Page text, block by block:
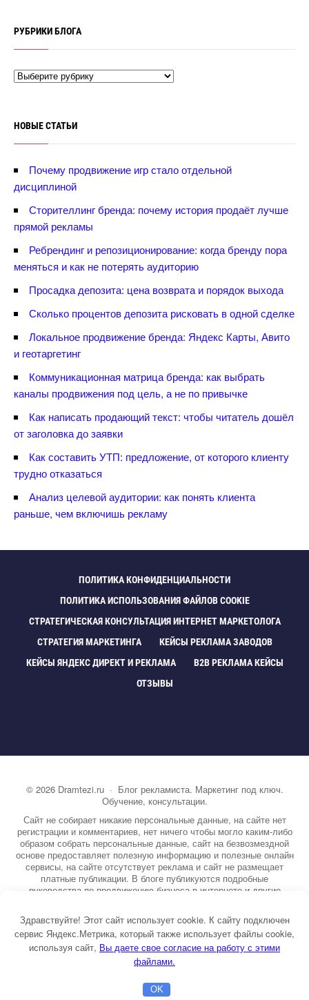
РУБРИКИ БЛОГА
НОВЫЕ СТАТЬИ
Почему продвижение игр стало отдельной
дисциплиной
Сторителлинг бренда: почему история продаёт лучше
прямой рекламы
Ребрендинг и репозиционирование: когда бренду пора
меняться и как не потерять аудиторию
Просадка депозита: цена возврата и порядок выхода
Сколько процентов депозита рисковать в одной сделке
Локальное продвижение бренда: Яндекс Карты, Авито
и геотаргетин
Коммуникационная матрица бренда: как выбрать
каналы продвижения под цель, а не по привычке
Как написать продающий текст: чтобы читатель дошёл
от заголовка до заявки
Как составить УТП: предложение, от которого клиенту
трудно отказаться
Анализ целевой аудитории: как понять клиента
раньше, чем включишь рекламу
ПОЛИТИКА КОНФИДЕНЦИАЛЬНОСТИ
ПОЛИТИКА ИСПОЛЬЗОВАНИЯ ФАЙЛОВ COOKIE
СТРАТЕГИЧЕСКАЯ КОНСУЛЬТАЦИЯ ИНТЕРНЕТ МАРКЕТОЛОГА
СТРАТЕГИЯ МАРКЕТИНГА
КЕЙСЫ РЕКЛАМА ЗАВОДО
КЕЙСЫ ЯНДЕКС ДИРЕКТ И РЕКЛАМА
B2B РЕКЛАМА КЕЙСЫ
ОТЗЫВЫ
© 2026 Dramtezi.ru· Блог рекламиста. Маркетинг под ключ.
Обучение, консультации.
Сайт не собирает никакие персональные данные, на сайте нет
регистрации и комментариев, нет ничего чтобы могло каким-либо
образом собрать персональные данные, сайт на безвозмездной
основе предоставляет полезную информацию и полезные онлайн
сервисы, на сайте отсутствует реклама и сайт не размещает
платные публикации. В блоге публикуются подробные
руководства по продвижению бизнеса в интернете и другие
информацию о маркетинге, рекламе, копирайтинге и другие темы.
На сайте опубликовано более 3000 статей.
Тема от GoodwinPress.ru
Здравствуйте! Этот сайт использует cookie. К сайту подключен
сервис Яндекс.Метрика, который также использует файлы cookie,
используя сайт, ы даете свое согласие на работу с этими
файлами.
OK